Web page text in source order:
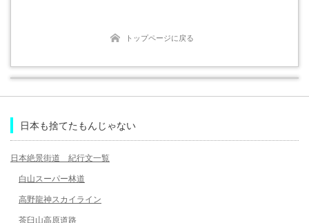
トップページに戻る
日本も捨てたもんじゃない
日本絶景街道 紀行文一覧
白山スーパー林道
高野龍神スカイライン
茶臼山高原道路